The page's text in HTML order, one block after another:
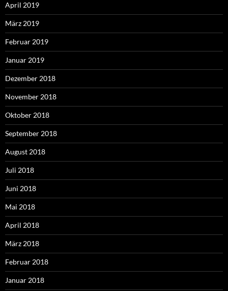
April 2019
März 2019
Februar 2019
Januar 2019
Dezember 2018
November 2018
Oktober 2018
September 2018
August 2018
Juli 2018
Juni 2018
Mai 2018
April 2018
März 2018
Februar 2018
Januar 2018